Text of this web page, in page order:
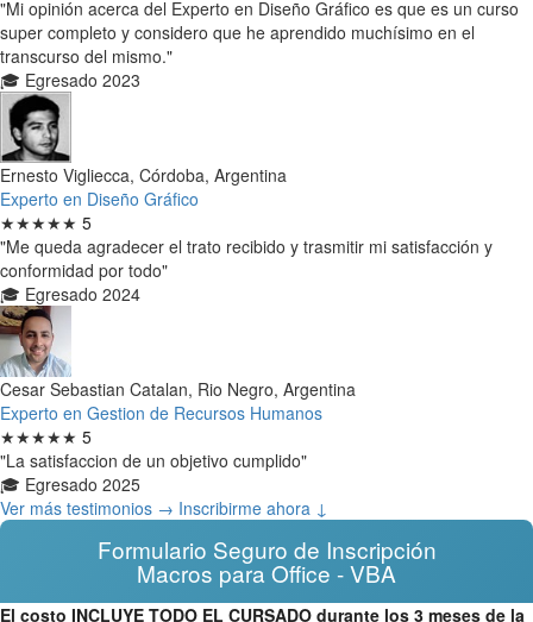
"Mi opinión acerca del Experto en Diseño Gráfico es que es un curso
super completo y considero que he aprendido muchísimo en el
transcurso del mismo."
🎓 Egresado 2023
Ernesto Vigliecca, Córdoba, Argentina
Experto en Diseño Gráfico
★★★★★ 5
"Me queda agradecer el trato recibido y trasmitir mi satisfacción y
conformidad por todo"
🎓 Egresado 2024
Cesar Sebastian Catalan, Rio Negro, Argentina
Experto en Gestion de Recursos Humanos
★★★★★ 5
"La satisfaccion de un objetivo cumplido"
🎓 Egresado 2025
Ver más testimonios → Inscribirme ahora ↓
Formulario Seguro de Inscripción
Macros para Office - VBA
El costo INCLUYE TODO EL CURSADO durante los 3 meses de la